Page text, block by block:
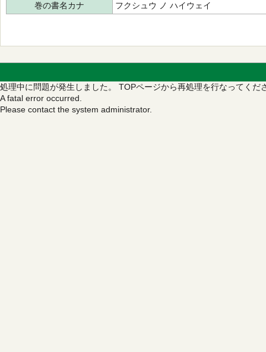
巻の書名カナ
フクシュウ ノ ハイウェイ
処理中に問題が発生しました。 TOPページから再処理を行なってくだ
A fatal error occurred.
Please contact the system administrator.